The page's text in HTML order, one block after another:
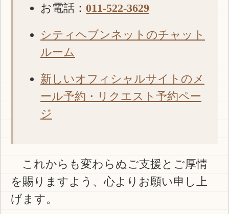
お電話： 011-522-3629
シティヘブンネットのチャット
ルーム
新しいオフィシャルサイトのメ
ール予約・リクエスト予約ペー
ジ
これからも変わらぬご支援とご厚情
を賜りますよう、心よりお願い申し上
げます。